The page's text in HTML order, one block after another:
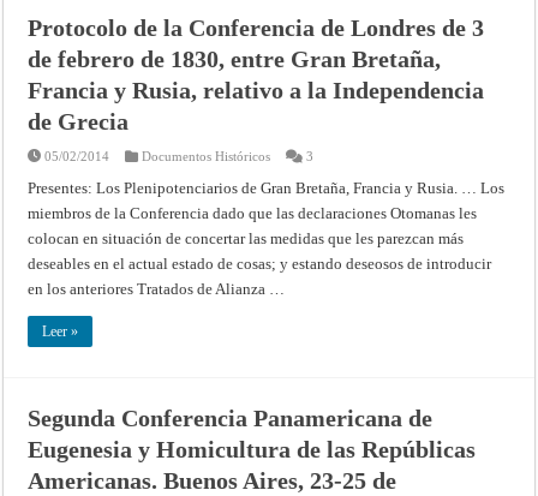
diciembre
de
Protocolo de la Conferencia de Londres de 3
de febrero de 1830, entre Gran Bretaña,
Francia y Rusia, relativo a la Independencia
de Grecia
05/02/2014 Documentos Históricos 3
Presentes: Los Plenipotenciarios de Gran Bretaña, Francia y Rusia. … Los
miembros de la Conferencia dado que las declaraciones Otomanas les
colocan en situación de concertar las medidas que les parezcan más
deseables en el actual estado de cosas; y estando deseosos de introducir
en los anteriores Tratados de Alianza …
Leer »
Segunda Conferencia Panamericana de
Eugenesia y Homicultura de las Repúblicas
Americanas. Buenos Aires, 23-25 de